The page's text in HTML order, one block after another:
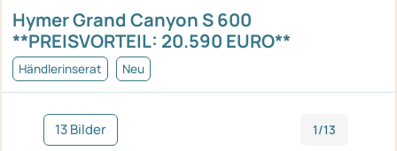
Hymer Grand Canyon S 600
**PREISVORTEIL: 20.590 EURO**
Händlerinserat Neu
13 Bilder 1/13